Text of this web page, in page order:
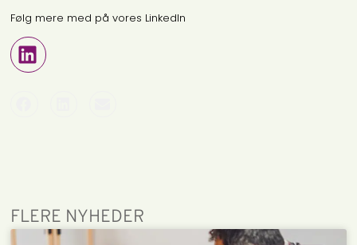
Følg mere med på vores LinkedIn
FLERE NYHEDER